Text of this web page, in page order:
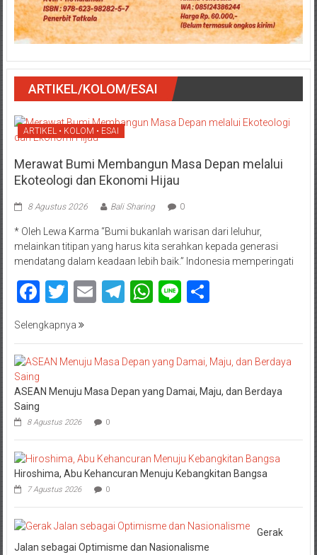
ARTIKEL/KOLOM/ESAI
ARTIKEL • KOLOM • ESAI
Merawat Bumi Membangun Masa Depan melalui
Ekoteologi dan Ekonomi Hijau
8 Agustus 2026 Bali Sharing 0
* Oleh Lewa Karma “Bumi bukanlah warisan dari leluhur,
melainkan titipan yang harus kita serahkan kepada generasi
mendatang dalam keadaan lebih baik.” Indonesia memperingati
Facebook
Twitter
EmailTelegram
WhatsApp
LineShare
Selengkapnya
ASEAN Menuju Masa Depan yang Damai, Maju, dan Berdaya
Saing
8 Agustus 2026 0
Hiroshima, Abu Kehancuran Menuju Kebangkitan Bangsa
7 Agustus 2026 0
Gerak
Jalan sebagai Optimisme dan Nasionalisme